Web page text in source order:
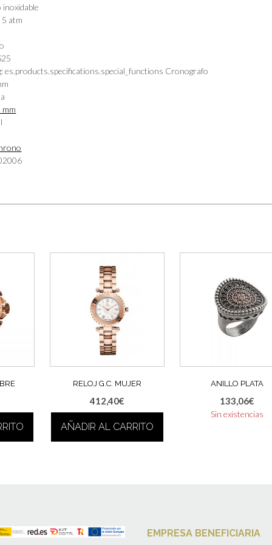
inoxidable
5 atm
es.products.specifications.special_functions Cronografo
mm
RELOJ G.C. MUJER
412,40€
AÑADIR AL CARRITO
ANILLO PLATA
133,06€
Sin existencias
EMPRESA BENEFICIARIA